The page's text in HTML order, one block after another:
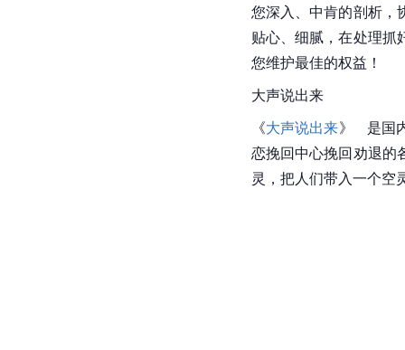
您深入、中肯的剖析，
贴心、细腻，在处理抓
您维护最佳的权益！
大声说出来
《大声说出来》   是国
恋挽回中心挽回劝退的
灵，把人们带入一个空